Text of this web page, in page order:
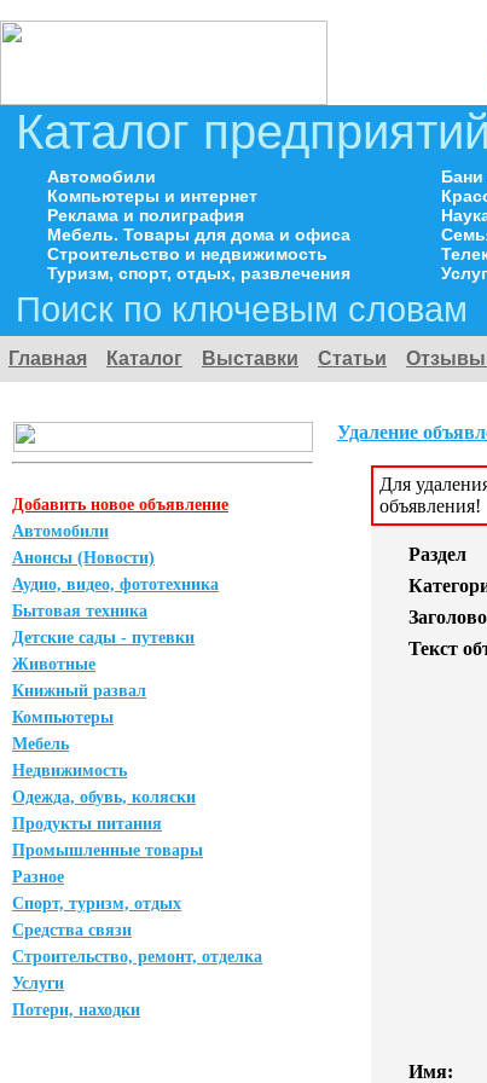
Каталог предприятий
Автомобили
Компьютеры и интернет
Реклама и полиграфия
Мебель. Товары для дома и офиса
Строительство и недвижимость
Туризм, спорт, отдых, развлечения
Поиск по ключевым словам
Главная Каталог Выставки Статьи Отзывы
Добавить новое объявление
Автомобили
Анонсы (Новости)
Аудио, видео, фототехника
Бытовая техника
Детские сады - путевки
Животные
Книжный развал
Компьютеры
Мебель
Недвижимость
Одежда, обувь, коляски
Продукты питания
Промышленные товары
Разное
Спорт, туризм, отдых
Средства связи
Строительство, ремонт, отделка
Услуги
Потери, находки
Удаление
Для
объявления!
Раздел
Текст
Имя: